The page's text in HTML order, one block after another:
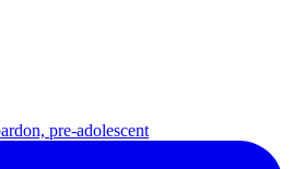
pre-adolescent